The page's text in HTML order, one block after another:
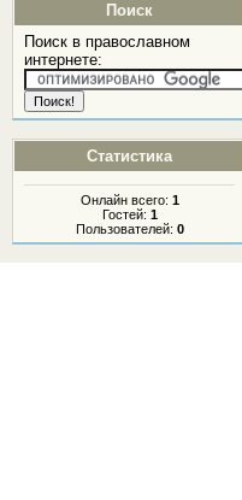
Поиск
Поиск в православном
интернете:
Статистика
Онлайн всего: 1
Гостей: 1
Пользователей: 0